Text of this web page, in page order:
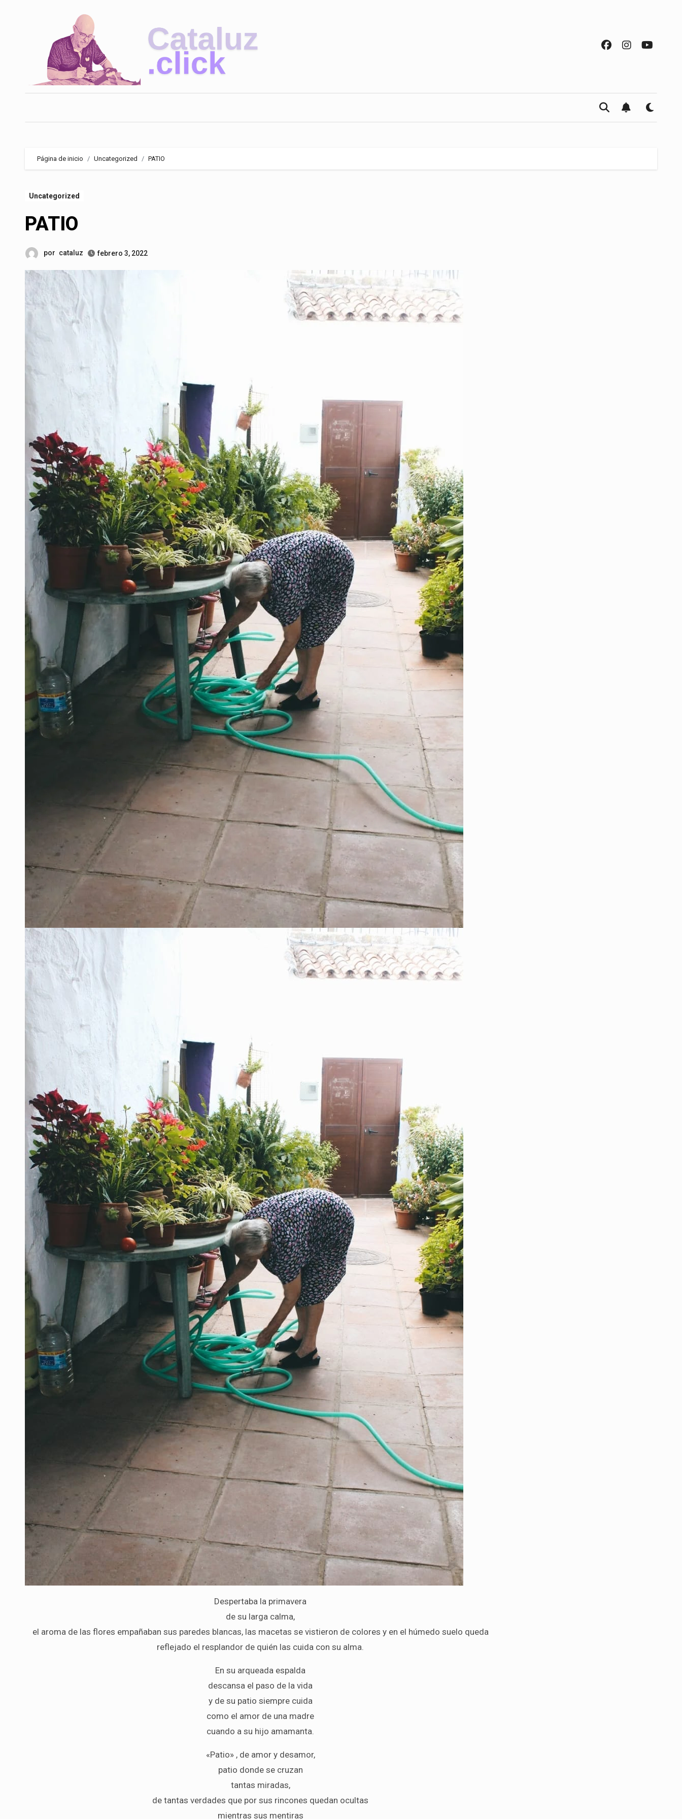
Página de inicio Uncategorized PATIO
Uncategorized
PATIO
por cataluz febrero 3, 2022
Despertaba la primavera
de su larga calma,
el aroma de las flores empañaban sus paredes blancas, las macetas se vistieron de colores y en el húmedo suelo queda
reflejado el resplandor de quién las cuida con su alma.
En su arqueada espalda
descansa el paso de la vida
y de su patio siempre cuida
como el amor de una madre
cuando a su hijo amamanta.
«Patio» , de amor y desamor,
patio donde se cruzan
tantas miradas,
de tantas verdades que por sus rincones quedan ocultas
mientras sus mentiras